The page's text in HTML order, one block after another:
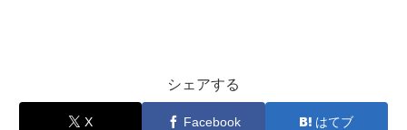
シェアする
X Facebook はてブ